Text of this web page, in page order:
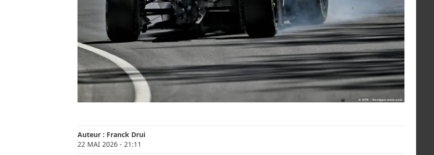
Auteur : Franck Drui
22 MAI 2026 - 21:11